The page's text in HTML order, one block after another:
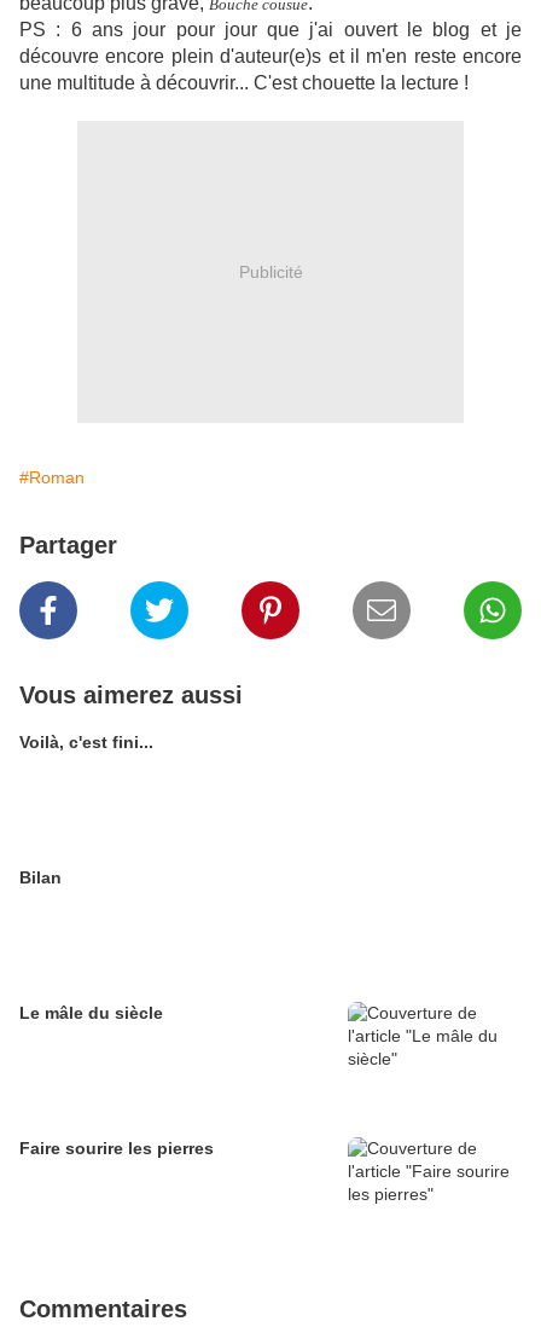
Bouche cousue
PS : 6 ans jour pour jour que j'ai ouvert le blog et je
découvre encore plein d'auteur(e)s et il m'en reste encore
une multitude à découvrir... C'est chouette la lecture !
Publicité
#Roman
Partager
Vous aimerez aussi
Voilà, c'est fini...
Bilan
Le mâle du siècle
Faire sourire les pierres
Commentaires